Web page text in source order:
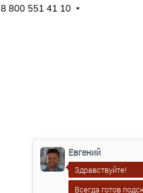
8 800 551 41 10
Евгений
Здравствуйте!
Всегда готов